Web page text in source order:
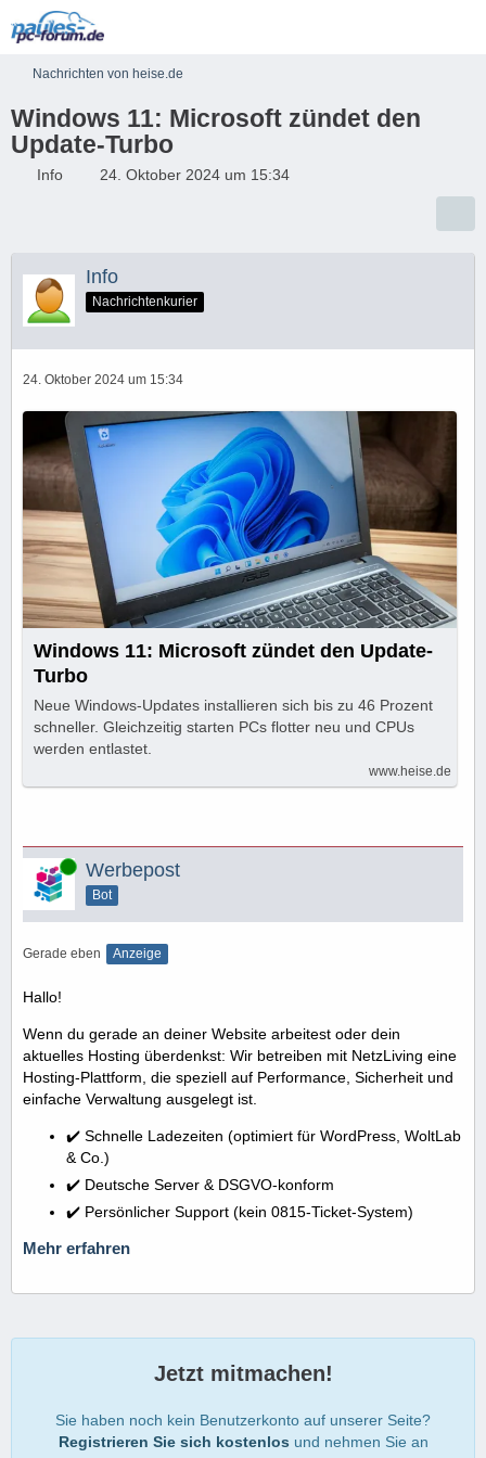
Nachrichten von heise.de
Windows 11: Microsoft zündet den
Update-Turbo
Info 24. Oktober 2024 um 15:34
Info
Nachrichtenkurier
24. Oktober 2024 um 15:34
Windows 11: Microsoft zündet den Update-
Turbo
Neue Windows-Updates installieren sich bis zu 46 Prozent
schneller. Gleichzeitig starten PCs flotter neu und CPUs
werden entlastet.
www.heise.de
Online Werbepost
Bot
Gerade eben Anzeige
Hallo!
Wenn du gerade an deiner Website arbeitest oder dein
aktuelles Hosting überdenkst: Wir betreiben mit NetzLiving eine
Hosting-Plattform, die speziell auf Performance, Sicherheit und
einfache Verwaltung ausgelegt ist.
✔️ Schnelle Ladezeiten (optimiert für WordPress, WoltLab
& Co.)
✔️ Deutsche Server & DSGVO-konform
✔️ Persönlicher Support (kein 0815-Ticket-System)
Mehr erfahren
Jetzt mitmachen!
Sie haben noch kein Benutzerkonto auf unserer Seite?
Registrieren Sie sich kostenlos und nehmen Sie an